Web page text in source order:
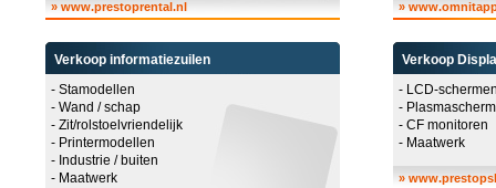
» www.prestoprental.nl
Verkoop informatiezuilen
- Stamodellen
- Wand / schap
- Zit/rolstoelvriendelijk
- Printermodellen
- Industrie / buiten
- Maatwerk
»
Verkoop
- LCD-
-
- CF monitoren
- Maatwerk
»